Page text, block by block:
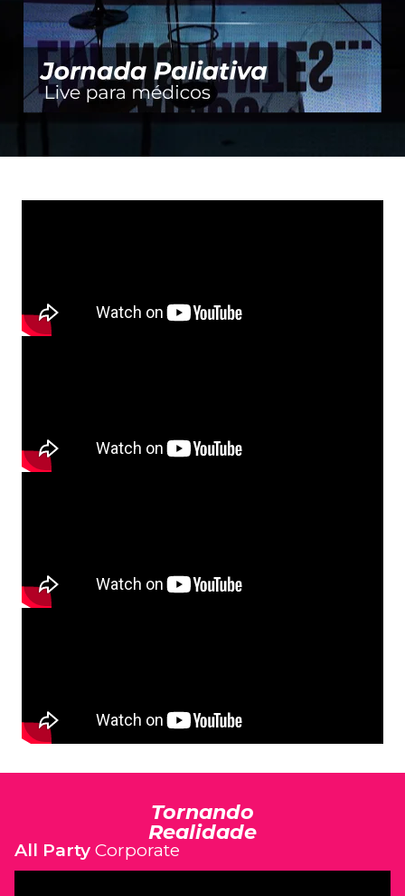
Tornando
Realidade
All Party Corporate